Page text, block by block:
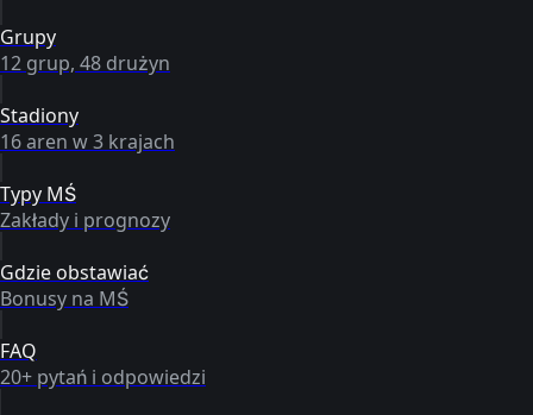
Grupy
12 grup, 48 drużyn
Stadiony
16 aren w 3 krajach
Typy MŚ
Zakłady i prognozy
Gdzie obstawiać
Bonusy na MŚ
FAQ
20+ pytań i odpowiedzi